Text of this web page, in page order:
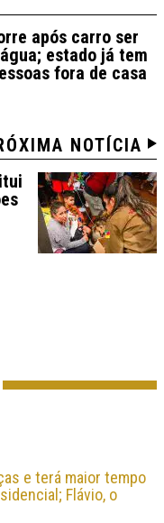
após carro ser
estado já tem
fora de casa
NOTÍCIA
e terá maior tempo
Flávio, o